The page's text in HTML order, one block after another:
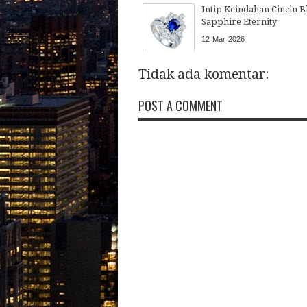
Intip Keindahan Cincin
Sapphire Eternity
12 Mar 2026
Tidak ada komentar:
POST A COMMENT